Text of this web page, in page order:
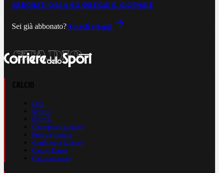
ABBONATI ORA A €0,99LEGGI IL GIORNALE
Sei già abbonato?Accedi e leggi
Live
Serie A
Serie B
Champions League
Europa League
Conference League
Calcio Estero
Calciomercato